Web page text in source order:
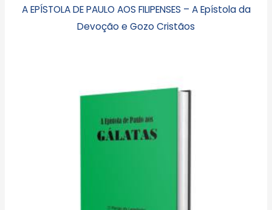
A EPÍSTOLA DE PAULO AOS FILIPENSES – A Epístola da
Devoção e Gozo Cristãos